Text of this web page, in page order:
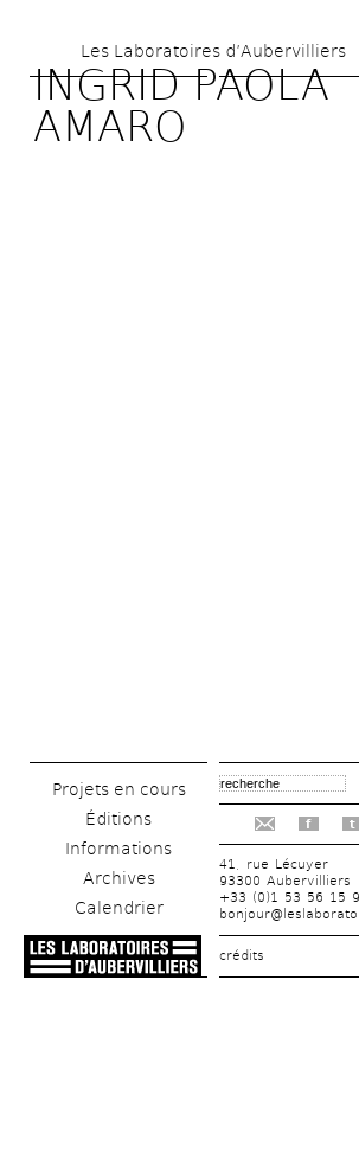
au
contenu
principal
Les Laboratoires d’Aubervilliers
INGRID PAOLA
AMARO
Projets en cours
Éditions
Informations
Archives
Calendrier
f t
41, rue Lécuyer
93300 Aubervilliers
+33 (0)1 53 56 15
crédits